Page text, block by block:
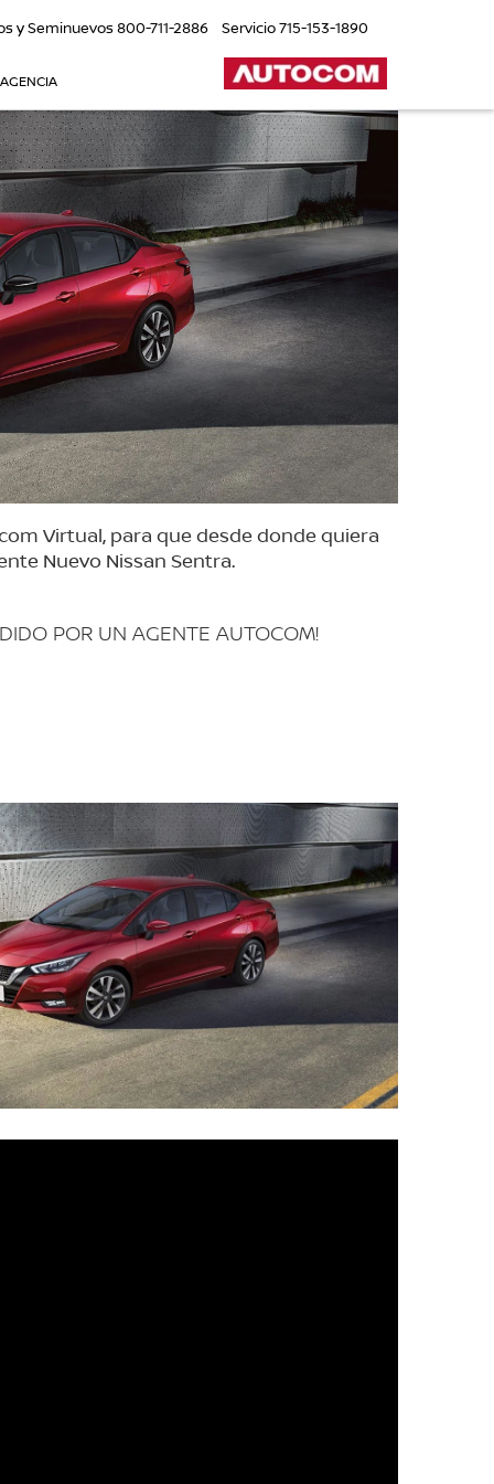
y Seminuevos800-711-2886 Servicio715-153-1890
Virtual, para que desde donde quiera
Nuevo Nissan Sentra.
POR UN AGENTE AUTOCOM!